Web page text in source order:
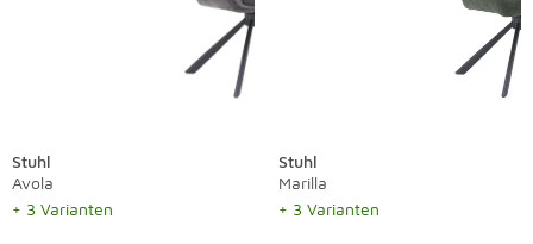
Stuhl
Avola
+ 3 Varianten
Stuhl
Marilla
+ 3 Varianten